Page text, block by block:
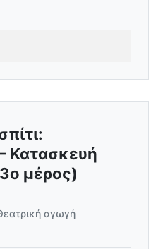
Κατασκευή
μέρος)
αγωγή